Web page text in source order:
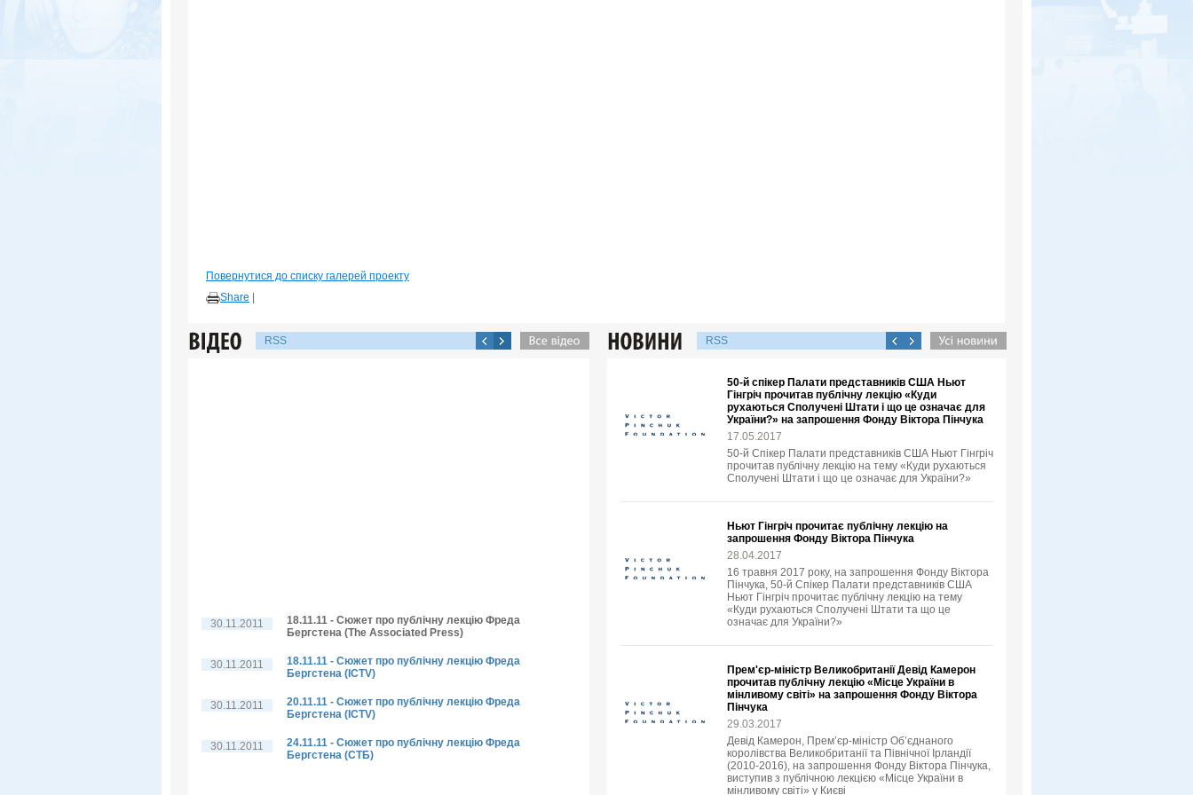
Повернутися до списку галерей проекту
Share
RSS
30.11.2011
18.11.11 - Сюжет про публічну лекцію Фреда
Бергстена (The Associated Press)
30.11.2011
18.11.11 - Сюжет про публічну лекцію Фреда
Бергстена (ICTV)
30.11.2011
20.11.11 - Сюжет про публічну лекцію Фреда
Бергстена (ICTV)
30.11.2011
24.11.11 - Сюжет про публічну лекцію Фреда
Бергстена (СТБ)
RSS
50-й спікер Палати представників США Ньют
Гінгріч прочитав публічну лекцію «Куди
рухаються Сполучені Штати і що це означає для
України?» на запрошення Фонду Віктора Пінчука
17.05.2017
50-й Спікер Палати представників США Ньют Гінгріч
прочитав публічну лекцію на тему «Куди рухаються
Сполучені Штати і що це означає для України?»
Ньют Гінгріч прочитає публічну лекцію на
запрошення Фонду Віктора Пінчука
28.04.2017
16 травня 2017 року, на запрошення Фонду Віктора
Пінчука, 50-й Спікер Палати представників США
Ньют Гінгріч прочитає публічну лекцію на тему
«Куди рухаються Сполучені Штати та що це
означає для України?»
Прем'єр-міністр Великобританії Девід Камерон
прочитав публічну лекцію «Місце України в
мінливому світі» на запрошення Фонду Віктора
Пінчука
29.03.2017
Девід Камерон, Прем’єр-міністр Об’єднаного
королівства Великобританії та Північної Ірландії
(2010-2016), на запрошення Фонду Віктора Пінчука,
виступив з публічною лекцією «Місце України в
мінливому світі» у Києві